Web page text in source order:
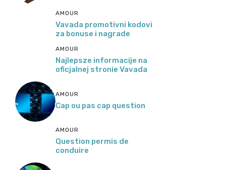
AMOUR
Vavada promotivni kodovi
za bonuse i nagrade
AMOUR
Najlepsze informacije na
oficjalnej stronie Vavada
AMOUR
Cap ou pas cap question
AMOUR
Question permis de
conduire